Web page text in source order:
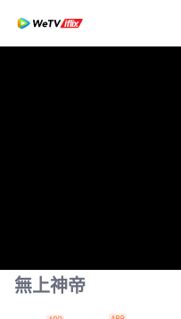
無上神帝